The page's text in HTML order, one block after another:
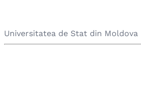
Universitatea de Stat din Moldova